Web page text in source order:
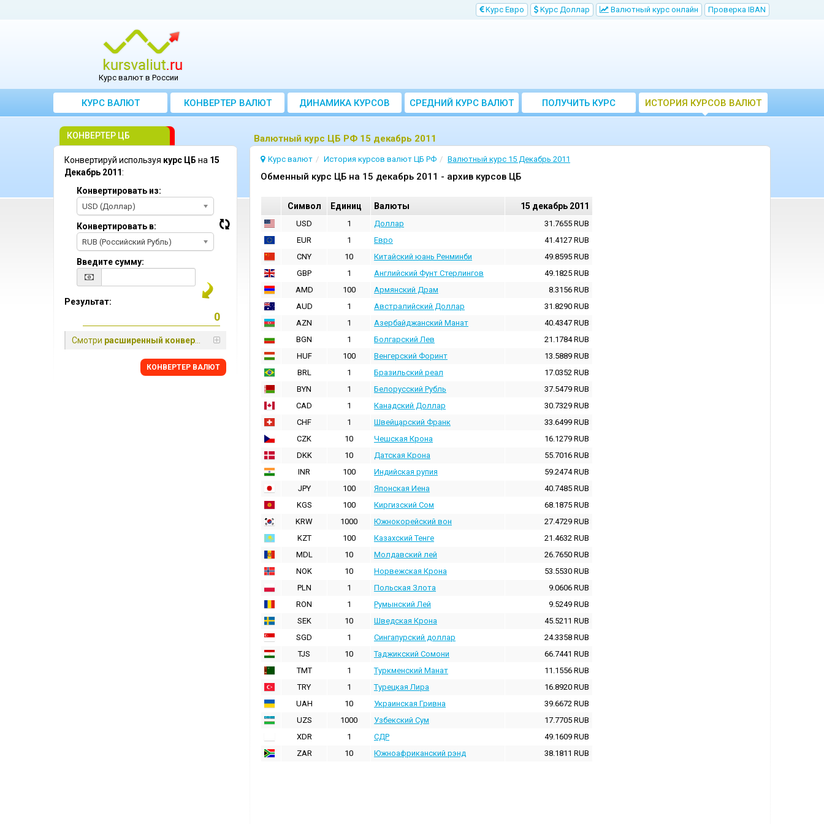
Kурс Евро Kурс Доллар Bалютный курс онлайн Проверка IBAN
Курс валют в России
КУРС ВАЛЮТ КОНВЕРТЕР ВАЛЮТ ДИНАМИКА КУРСОВ
CРЕДНИЙ КУРС ВАЛЮТ
ЗА МЕСЯЦ
ПОЛУЧИТЬ КУРС
ВАЛЮТ ЦБ
ИСТОРИЯ КУРСОВ ВАЛЮТ
ЦБ РФ
Bалютный курс ЦБ РФ 15 декабрь 2011
Курс валют История курсов валют ЦБ РФ Валютный курс 15 Декабрь 2011
Oбменный курс ЦБ на 15 декабрь 2011 - архив курсов ЦБ
Cимвол Единиц Валюты 15 декабрь 2011
USD 1 Доллар 31.7655 RUB
EUR
1 Евро 41.4127 RUB
CNY
10 Китайский юань Ренминби 49.8595 RUB
GBP
1 Английский Фунт Стерлингов 49.1825 RUB
AMD
100 Армянский Драм 8.3156 RUB
AUD
1 Австралийский Доллар 31.8290 RUB
AZN
1 Азербайджанский Манат 40.4347 RUB
BGN
1 Болгарский Лев 21.1784RUB
HUF
100 Венгерский Форинт 13.5889 RUB
BRL
1 Бразильский реал 17.0352 RUB
BYN
1 Белорусский Рубль 37.5479 RUB
CAD
1 Канадский Доллар 30.7329 RUB
CHF
1 Швейцарский Франк 33.6499 RUB
CZK
10 Чешская Крона 16.1279 RUB
DKK
10 Датская Крона 55.7016 RUB
INR
100 Индийская pупия 59.2474RUB
JPY
100 Японская Иена 40.7485 RUB
KGS
100 Киргизский Сом 68.1875 RUB
KRW
1000 Южнокорейский вон 27.4729 RUB
KZT
100 Казахский Тенге 21.4632 RUB
MDL
10 Молдавский лей 26.7650 RUB
NOK
10 Норвежская Крона 53.5530 RUB
PLN
1 Польская Злота 9.0606 RUB
RON
1 Румынский Лей 9.5249 RUB
SEK
10 Шведская Крона 45.5211 RUB
SGD
1 Сингапурский доллар 24.3358 RUB
TJS
10 Таджикский Сомони 66.7441 RUB
TMT
1 Туркменский Манат 11.1556 RUB
TRY
1 Турецкая Лира 16.8920 RUB
UAH
10 Украинская Гривна 39.6672 RUB
UZS
1000 Узбекский Сум 17.7705 RUB
XDR
1 СДР 49.1609 RUB
ZAR
10 Южноафриканский рэнд 38.1811 RUB
КОНВЕРТЕР ЦБ
Конвертируй используя курс ЦБ на 15
Декабрь 2011:
Конвертировать из:
USD (Доллар)
Конвертировать в:
RUB (Российский Рубль)
Введите сумму:
Результат:
Смотри расширенный конвертер
КОНВЕРТЕР ВАЛЮТ